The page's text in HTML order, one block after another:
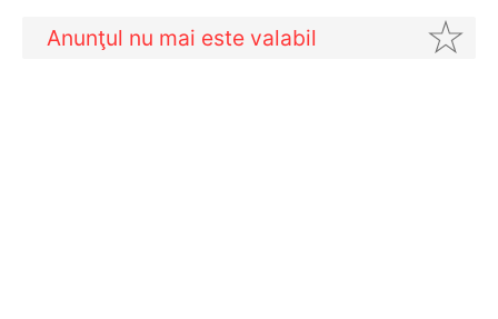
Anunţul nu mai este valabil